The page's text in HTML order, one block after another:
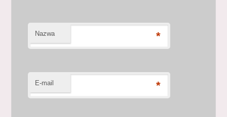
Nazwa *
E-mail *